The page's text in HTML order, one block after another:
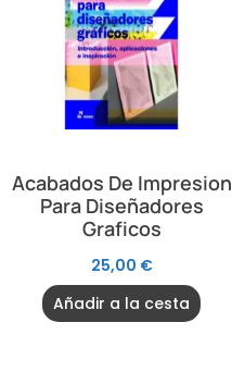
Acabados De Impresion
Para Diseñadores
Graficos
25,00 €
Añadir a la cesta